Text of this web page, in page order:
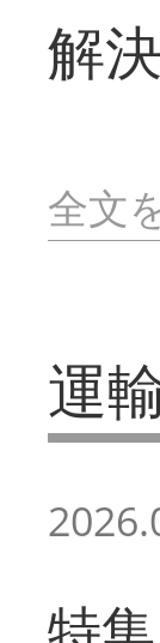
解
全文
運